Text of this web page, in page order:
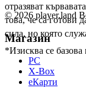
отразяват
това, че са готови
сила, но която
*Изисква се базова
© 2026 player.land
Магазин
PC
X-Box
eКарти